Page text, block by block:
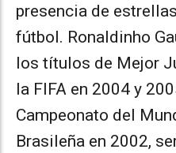
presencia de
fútbol. Ronaldinho
los títulos de Mejor
la FIFA en 2004 y
Campeonato del
Brasileña en 2002,